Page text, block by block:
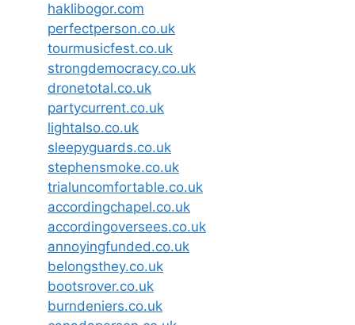
haklibogor.com
perfectperson.co.uk
tourmusicfest.co.uk
strongdemocracy.co.uk
dronetotal.co.uk
partycurrent.co.uk
lightalso.co.uk
sleepyguards.co.uk
stephensmoke.co.uk
trialuncomfortable.co.uk
accordingchapel.co.uk
accordingoversees.co.uk
annoyingfunded.co.uk
belongsthey.co.uk
bootsrover.co.uk
burndeniers.co.uk